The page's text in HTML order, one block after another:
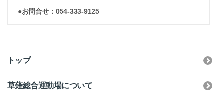
●お問合せ：054-333-9125
トップ
草薙総合運動場について